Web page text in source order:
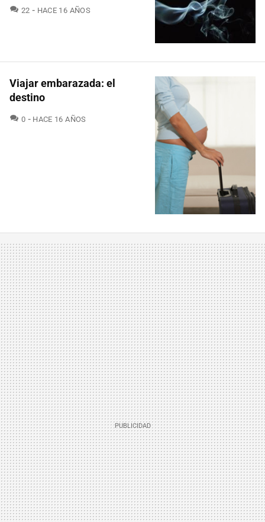
22 COMENTARIOS
HACE 16 AÑOS
Viajar embarazada: el
destino
0 COMENTARIOS
HACE 16 AÑOS